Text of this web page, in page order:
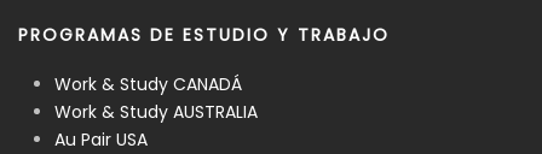
PROGRAMAS DE ESTUDIO Y TRABAJO
Work & Study CANADÁ
Work & Study AUSTRALIA
Au Pair USA